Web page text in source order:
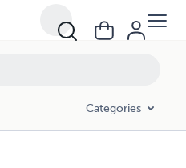
Categories
Politica Ecomomica